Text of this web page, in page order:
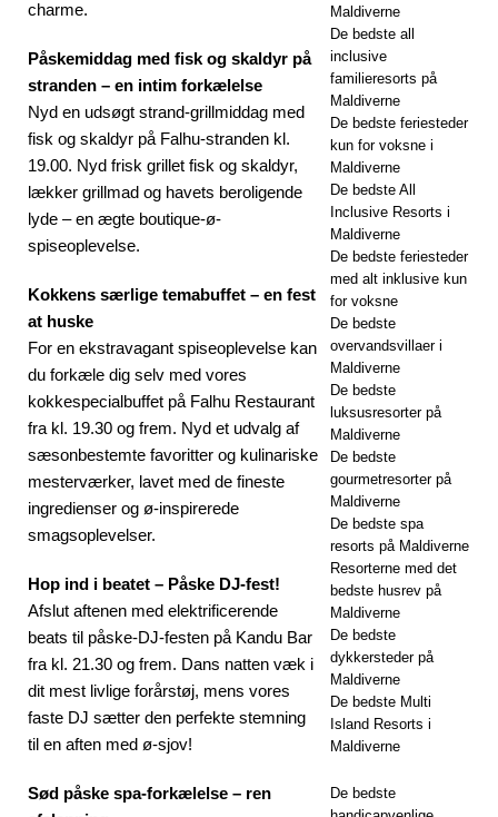
charme.
Påskemiddag med fisk og skaldyr på
stranden – en intim forkælelse
Nyd en udsøgt strand-grillmiddag med
fisk og skaldyr på Falhu-stranden kl.
19.00. Nyd frisk grillet fisk og skaldyr,
lækker grillmad og havets beroligende
lyde – en ægte boutique-ø-
spiseoplevelse.
Kokkens særlige temabuffet – en fest
at huske
For en ekstravagant spiseoplevelse kan
du forkæle dig selv med vores
kokkespecialbuffet på Falhu Restaurant
fra kl. 19.30 og frem. Nyd et udvalg af
sæsonbestemte favoritter og kulinariske
mesterværker, lavet med de fineste
ingredienser og ø-inspirerede
smagsoplevelser.
Hop ind i beatet – Påske DJ-fest!
Afslut aftenen med elektrificerende
beats til påske-DJ-festen på Kandu Bar
fra kl. 21.30 og frem. Dans natten væk i
dit mest livlige forårstøj, mens vores
faste DJ sætter den perfekte stemning
til en aften med ø-sjov!
Sød påske spa-forkælelse – ren
Maldiverne
De bedste all
inclusive
familieresorts på
Maldiverne
De bedste feriesteder
kun for voksne i
Maldiverne
De bedste All
Inclusive Resorts i
Maldiverne
De bedste feriesteder
med alt inklusive kun
for voksne
De bedste
overvandsvillaer i
Maldiverne
De bedste
luksusresorter på
Maldiverne
De bedste
gourmetresorter på
Maldiverne
De bedste spa
resorts på Maldiverne
Resorterne med det
bedste husrev på
Maldiverne
De bedste
dykkersteder på
Maldiverne
De bedste Multi
Island Resorts i
Maldiverne
De bedste